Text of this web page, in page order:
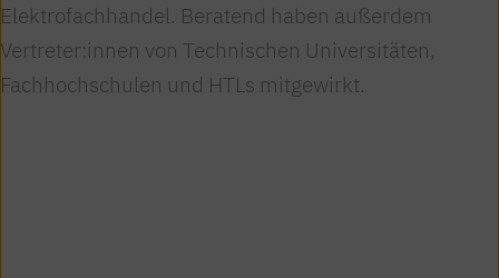
Elektrofachhandel. Beratend haben außerdem
Vertreter:innen von Technischen Universitäten,
Fachhochschulen und HTLs mitgewirkt.